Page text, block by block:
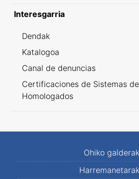
Interesgarria
Dendak
Katalogoa
Canal de denuncias
Certificaciones de Sistemas
Homologados
Ohiko galderak